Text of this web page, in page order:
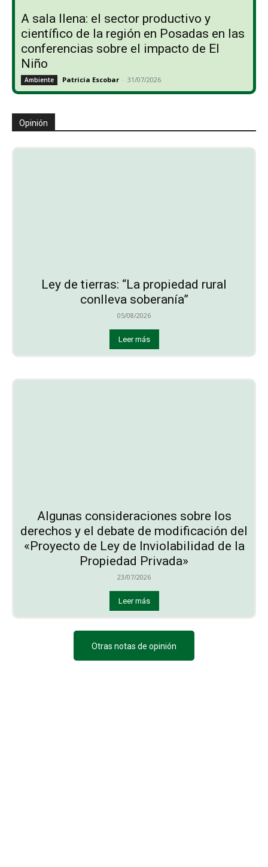
A sala llena: el sector productivo y
científico de la región en Posadas en las
conferencias sobre el impacto de El
Niño
Ambiente Patricia Escobar - 31/07/2026
Opinión
Ley de tierras: “La propiedad rural
conlleva soberanía”
05/08/2026
Leer más
Algunas consideraciones sobre los
derechos y el debate de modificación del
«Proyecto de Ley de Inviolabilidad de la
Propiedad Privada»
23/07/2026
Leer más
Otras notas de opinión